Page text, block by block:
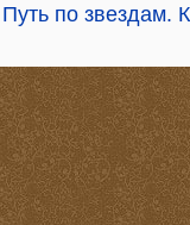
Путь по звездам.